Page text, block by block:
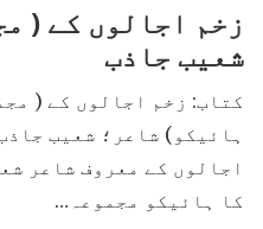
زخم اجالوں کے (
شعیب جاذب
کتاب: زخم اجالوں کے (
ہائیکو) شاعر؛ شعیب
اجالوں کے معروف شاعر
کا ہائیکو مجموعہ…